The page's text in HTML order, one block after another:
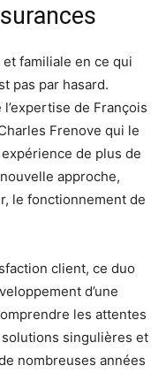
et familiale en ce qui
pas par hasard.
de François
Frenove qui le
de plus de
approche,
le fonctionnement de
client, ce duo
d’une
les attentes
singulières et
nombreuses années